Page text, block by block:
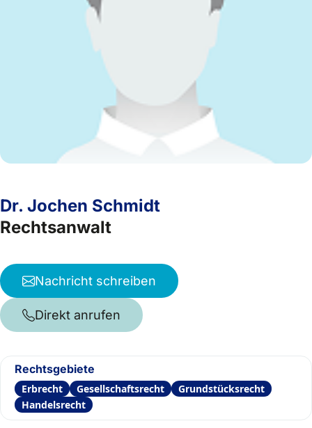
Dr. Jochen Schmidt
Rechtsanwalt
Nachricht schreiben
Direkt anrufen
Rechtsgebiete
Erbrecht Gesellschaftsrecht
Grundstücksrecht
Handelsrecht